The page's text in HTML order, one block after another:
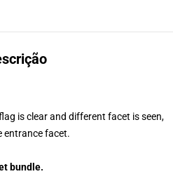
is clear and different facet is seen,
entrance facet.
bundle.